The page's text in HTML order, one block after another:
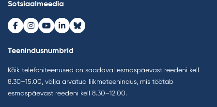
Sotsiaalmeedia
Facebook
Instagram
Youtube
LinkedInBluesky
Teenindusnumbrid
Kõik telefoniteenused on saadaval esmaspäevast reedeni kell
8.30–15.00, välja arvatud liikmeteenindus, mis töötab
esmaspäevast reedeni kell 8.30–12.00.